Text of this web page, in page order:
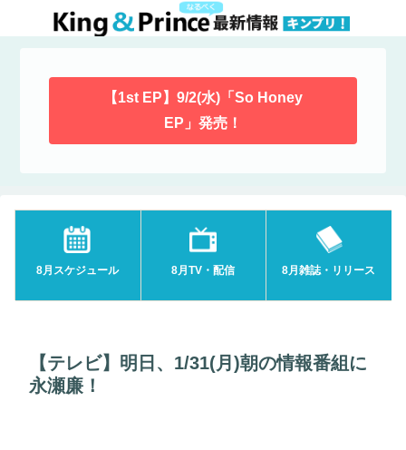
【1st EP】9/2(水)「So Honey
EP」発売！
8月スケジュール 8月TV・配信 8月雑誌・リリース
【テレビ】明日、1/31(月)朝の情報番組に
永瀬廉！